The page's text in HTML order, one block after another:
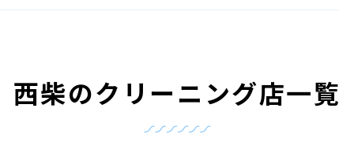
西柴のクリーニング店一覧